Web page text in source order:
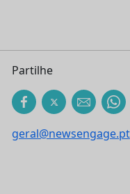
Partilhe
geral@newsengage.pt